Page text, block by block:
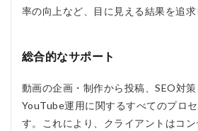
4
ア
ー
プ
モ
ー
率の向上など、目に見える結果を追求
総合的なサポート
動画の企画・制作から投稿、SEO対策
YouTube運用に関するすべてのプロ
す。これにより、クライアントはコ